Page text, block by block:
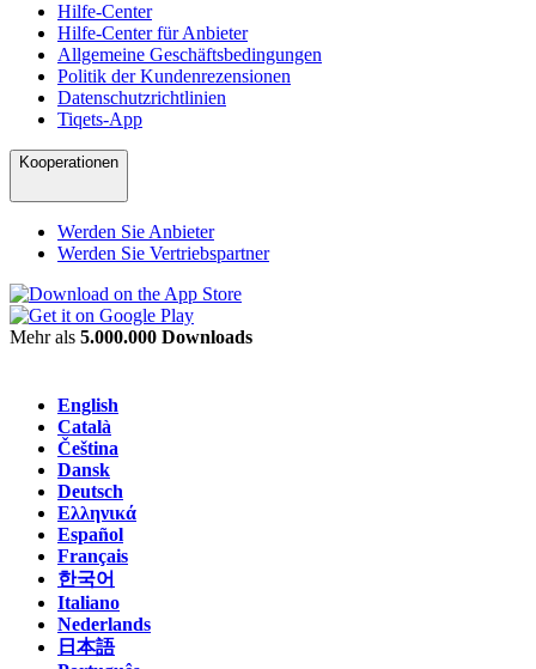
Hilfe-Center
Hilfe-Center für Anbieter
Allgemeine Geschäftsbedingungen
Politik der Kundenrezensionen
Datenschutzrichtlinien
Tiqets-App
Kooperationen
Werden Sie Anbieter
Werden Sie Vertriebspartner
Mehr als 5.000.000 Downloads
English
Català
Čeština
Dansk
Deutsch
Ελληνικά
Español
Français
한국어
Italiano
Nederlands
日本語